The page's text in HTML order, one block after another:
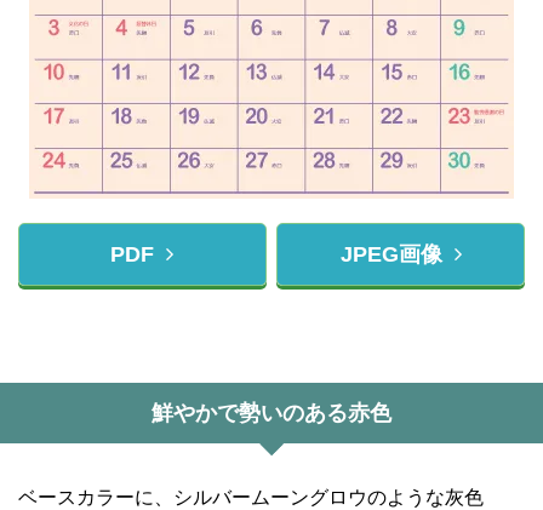
PDF JPEG画像
鮮やかで勢いのある赤色
ベースカラーに、シルバームーングロウのような灰色